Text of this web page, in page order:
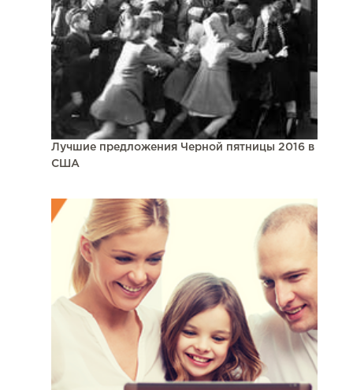
Лучшие предложения Черной пятницы 2016 в
США